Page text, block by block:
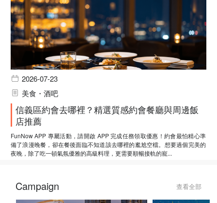
2026-07-23
美食・酒吧
信義區約會去哪裡？精選質感約會餐廳與周邊飯
店推薦
FunNow APP 專屬活動，請開啟 APP 完成任務領取優惠！約會最怕精心準
備了浪漫晚餐，卻在餐後面臨不知道該去哪裡的尷尬空檔。想要過個完美的
夜晚，除了吃一頓氣氛優雅的高級料理，更需要順暢接軌的寵...
Campaign 查看全部